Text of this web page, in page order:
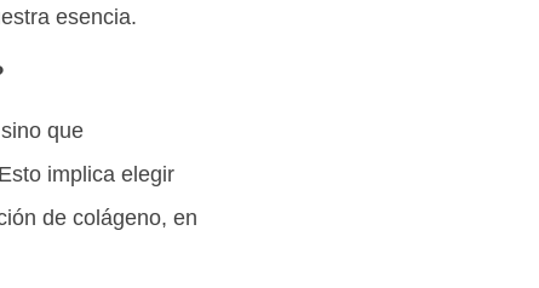
esencia.
que
implica elegir
de colágeno, en